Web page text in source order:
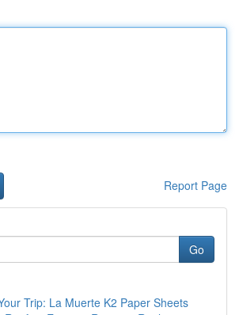
Report Page
Go
Trip: La Muerte K2 Paper Sheets